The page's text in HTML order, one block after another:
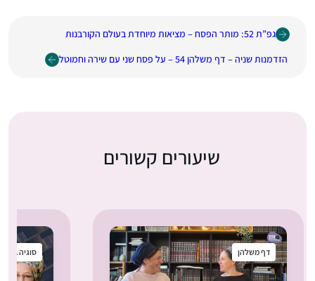
גפ”ת 52: מותר הפסח – מציאות מיוחדת בעולם הקורבנות
הזדמנות שניה – דף משלהן 54 – על פסח שני עם שירה וחמוטל
שיעורים קשורים
דף משלהן סוגיה